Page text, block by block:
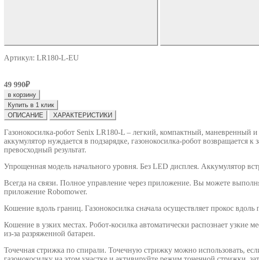
Артикул: LR180-L-EU
49 990₽
в корзину
Купить в 1 клик
ОПИСАНИЕ
ХАРАКТЕРИСТИКИ
Газонокосилка-робот Senix LR180-L – легкий, компактный, маневренный
аккумулятор нуждается в подзарядке, газонокосилка-робот возвращается
превосходный результат.
Упрощенная модель начального уровня. Без LED дисплея. Аккумулятор
Всегда на связи. Полное управление через приложение. Вы можете
приложение Robomower.
Кошение вдоль границ. Газонокосилка сначала осуществляет прокос
Кошение в узких местах. Робот-косилка автоматически распознает узкие
из-за разряженной батареи.
Точечная стрижка по спирали. Точечную стрижку можно использовать,